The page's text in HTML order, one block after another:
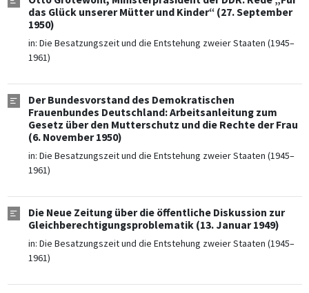
das Glück unserer Mütter und Kinder“ (27. September
1950)
in: Die Besatzungszeit und die Entstehung zweier Staaten (1945–
1961)
Der Bundesvorstand des Demokratischen
Frauenbundes Deutschland: Arbeitsanleitung zum
Gesetz über den Mutterschutz und die Rechte der Frau
(6. November 1950)
in: Die Besatzungszeit und die Entstehung zweier Staaten (1945–
1961)
Die Neue Zeitung über die öffentliche Diskussion zur
Gleichberechtigungsproblematik (13. Januar 1949)
in: Die Besatzungszeit und die Entstehung zweier Staaten (1945–
1961)